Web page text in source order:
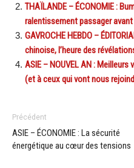
THAÏLANDE – ÉCONOMIE :
ralentissement passager
GAVROCHE HEBDO –
chinoise, l’heure des
ASIE – NOUVEL AN :
(et à ceux qui vont nous
Précédent
ASIE – ÉCONOMIE : La sécurité
énergétique au cœur des tensions